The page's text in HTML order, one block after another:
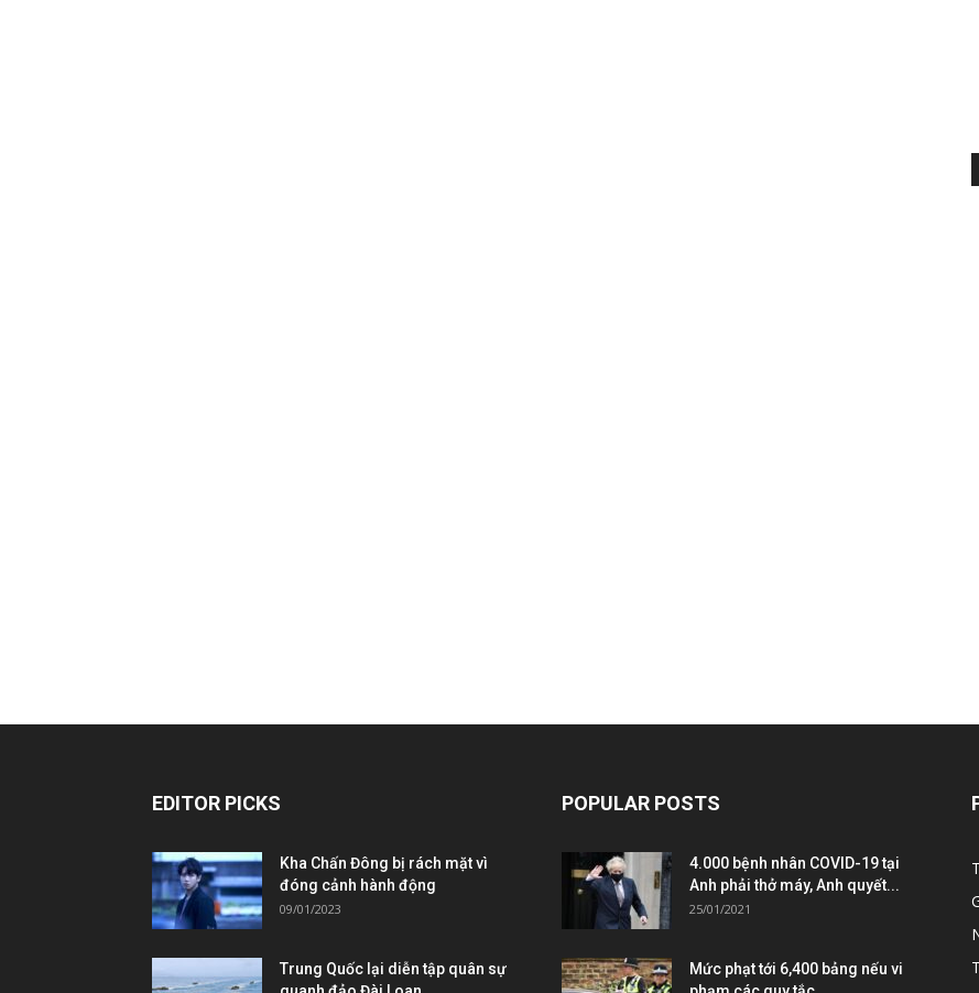
EDITOR PICKS
Kha Chấn Đông bị rách mặt vì
đóng cảnh hành động
09/01/2023
Trung Quốc lại diễn tập quân sự
POPULAR POSTS
4.000 bệnh nhân COVID-19 tại
Anh phải thở máy, Anh quyết...
25/01/2021
Mức phạt tới 6,400 bảng nếu vi